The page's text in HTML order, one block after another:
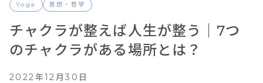
Yoga 思想・哲学
チャクラが整えば人生が整う｜7つ
のチャクラがある場所とは？
2022年12月30日